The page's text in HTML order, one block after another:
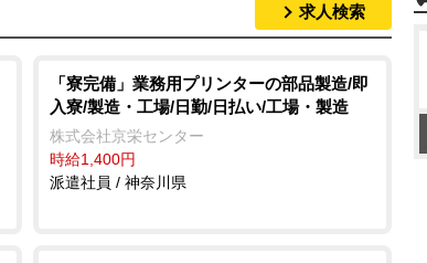
t
e
求人検索
「寮完備」業務用プリンターの部品製造/即
入寮/製造・工場/日勤/日払い/工場・製造
株式会社京栄センター
時給1,400円
派遣社員 / 神奈川県